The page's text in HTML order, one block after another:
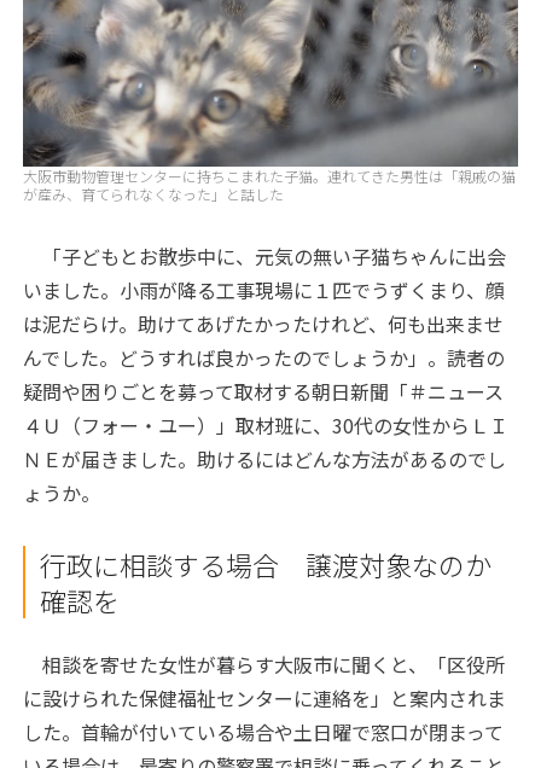
大阪市動物管理センターに持ちこまれた子猫。連れてきた男性は「親戚の猫
が産み、育てられなくなった」と話した
「子どもとお散歩中に、元気の無い子猫ちゃんに出会
いました。小雨が降る工事現場に１匹でうずくまり、顔
は泥だらけ。助けてあげたかったけれど、何も出来ませ
んでした。どうすれば良かったのでしょうか」。読者の
疑問や困りごとを募って取材する朝日新聞「＃ニュース
４Ｕ（フォー・ユー）」取材班に、30代の女性からＬＩ
ＮＥが届きました。助けるにはどんな方法があるのでし
ょうか。
行政に相談する場合 譲渡対象なのか
確認を
相談を寄せた女性が暮らす大阪市に聞くと、「区役所
に設けられた保健福祉センターに連絡を」と案内されま
した。首輪が付いている場合や土日曜で窓口が閉まって